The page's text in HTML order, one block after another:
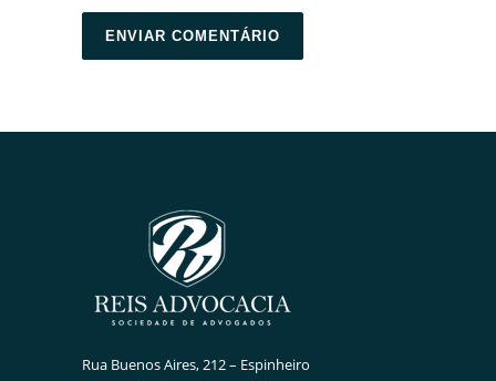
Rua Buenos Aires, 212 – Espinheiro